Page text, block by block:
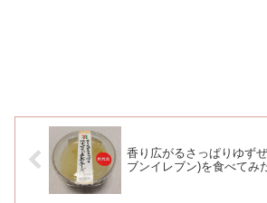
香り広がるさっぱりゆず
ブンイレブン)を食べてみ